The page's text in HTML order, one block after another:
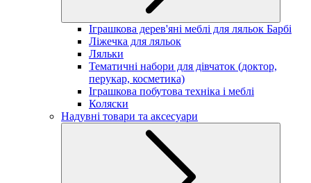
Іграшкова дерев'яні меблі для ляльок Барбі
Ліжечка для ляльок
Ляльки
Тематичні набори для дівчаток (доктор,
перукар, косметика)
Іграшкова побутова техніка і меблі
Коляски
Надувні товари та аксесуари